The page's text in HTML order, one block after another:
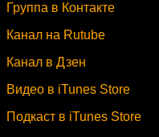
Группа в Контакте
Канал на Rutube
Канал в Дзен
Видео в iTunes Store
Подкаст в iTunes Store